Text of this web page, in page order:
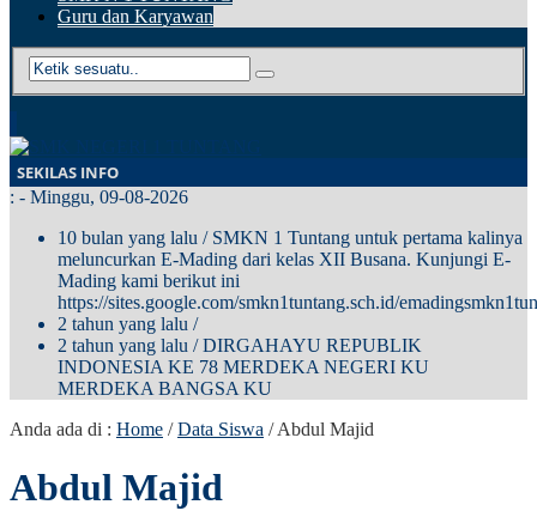
Guru dan Karyawan
SEKILAS INFO
: - Minggu, 09-08-2026
10 bulan yang lalu / SMKN 1 Tuntang untuk pertama kalinya
meluncurkan E-Mading dari kelas XII Busana. Kunjungi E-
Mading kami berikut ini
https://sites.google.com/smkn1tuntang.sch.id/
2 tahun yang lalu /
2 tahun yang lalu / DIRGAHAYU REPUBLIK
INDONESIA KE 78 MERDEKA NEGERI KU
MERDEKA BANGSA KU
Anda ada di : Home /Data Siswa /Abdul Majid
Abdul Majid